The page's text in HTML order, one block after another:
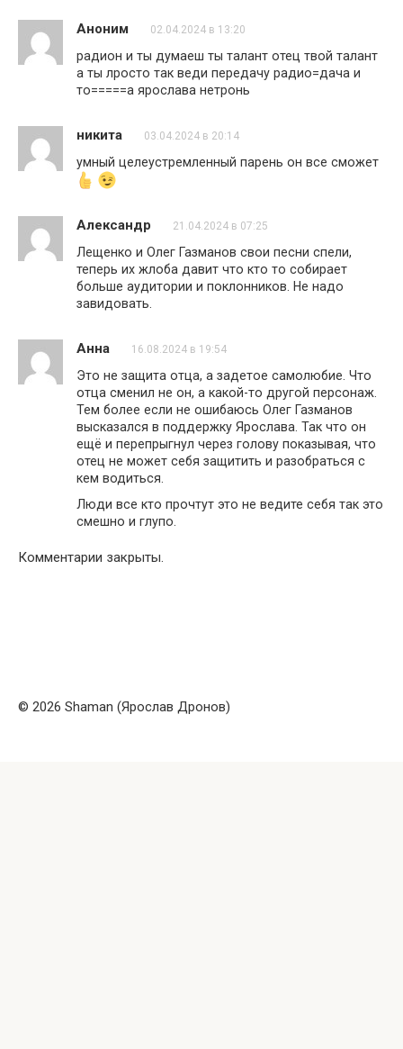
Аноним 02.04.2024 в 13:20
радион и ты думаеш ты талант отец твой талант
а ты лросто так веди передачу радио=дача и
то=====а ярослава нетронь
никита 03.04.2024 в 20:14
умный целеустремленный парень он все сможет
Александр 21.04.2024 в 07:25
Лещенко и Олег Газманов свои песни спели,
теперь их жлоба давит что кто то собирает
больше аудитории и поклонников. Не надо
завидовать.
Анна 16.08.2024 в 19:54
Это не защита отца, а задетое самолюбие. Что
отца сменил не он, а какой-то другой персонаж.
Тем более если не ошибаюсь Олег Газманов
высказался в поддержку Ярослава. Так что он
ещё и перепрыгнул через голову показывая, что
отец не может себя защитить и разобраться с
кем водиться.
Люди все кто прочтут это не ведите себя так это
смешно и глупо.
Комментарии закрыты.
© 2026 Shaman (Ярослав Дронов)